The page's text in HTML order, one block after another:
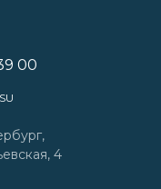
00
4